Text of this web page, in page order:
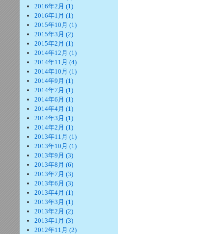
2016年2月 (1)
2016年1月 (1)
2015年10月 (1)
2015年3月 (2)
2015年2月 (1)
2014年12月 (1)
2014年11月 (4)
2014年10月 (1)
2014年9月 (1)
2014年7月 (1)
2014年6月 (1)
2014年4月 (1)
2014年3月 (1)
2014年2月 (1)
2013年11月 (1)
2013年10月 (1)
2013年9月 (3)
2013年8月 (6)
2013年7月 (3)
2013年6月 (3)
2013年4月 (1)
2013年3月 (1)
2013年2月 (2)
2013年1月 (3)
2012年11月 (2)